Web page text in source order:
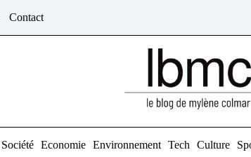
Contact
Société Economie Environnement Tech Culture